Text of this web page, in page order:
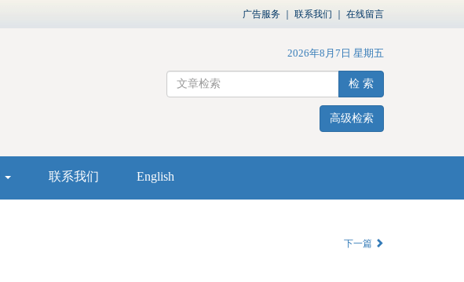
广告服务 联系我们 在线留言
2026年8月7日 星期五
检 索
高级检索
联系我们 English
下一篇